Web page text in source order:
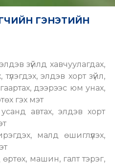
ГЭНЭТИЙН
зүйлд хавчуулагдах,
түлэгдэх, элдэв хорт зүйл,
дээрээс юм унах,
гэх мэт
усанд автах, элдэв хорт
малд өшиглүүлэх,
машин, галт тэрэг,